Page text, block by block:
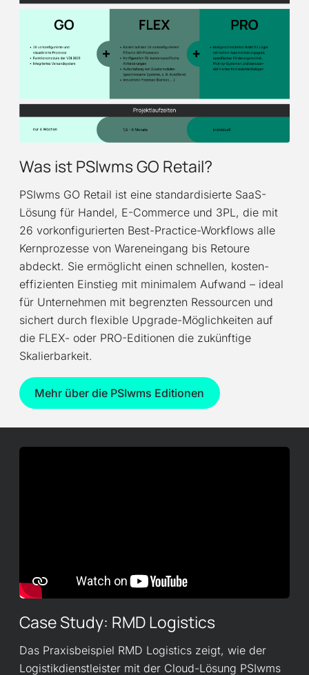
Was ist PSIwms GO Retail?
PSIwms GO Retail ist eine standardisierte SaaS-
Lösung für Handel, E-Commerce und 3PL, die mit
26 vorkonfigurierten Best-Practice-Workflows alle
Kernprozesse von Wareneingang bis Retoure
abdeckt. Sie ermöglicht einen schnellen, kosten­
effizienten Einstieg mit minimalem Aufwand – ideal
für Unternehmen mit begrenzten Ressour­cen und
sichert durch flexible Upgrade-Möglichkeiten auf
die FLEX- oder PRO-Editionen die zu­künf­tige
Skalierbarkeit.
Mehr über die PSIwms Editionen
Case Study: RMD Logistics
Das Praxisbeispiel RMD Logistics zeigt, wie der
Logistikdienstleister mit der Cloud-Lösung PSIwms